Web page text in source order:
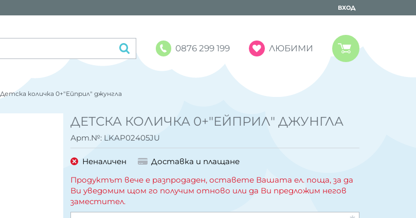
ВХОД
0876 299 199 ЛЮБИМИ
Детска количка 0+"Ейприл" джунгла
ДЕТСКА КОЛИЧКА 0+"ЕЙПРИЛ" ДЖУНГЛА
Арт.№: LKAP02405JU
Неналичен
Доставка и плащане
Продуктът вече е разпродаден, оставете Вашата ел. поща, за да
Ви уведомим щом го получим отново или да Ви предложим негов
заместител.